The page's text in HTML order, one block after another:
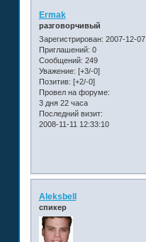
Ermak
разговорчивый
Зарегистрирован: 2007-12-07
Приглашений: 0
Сообщений: 249
Уважение: [+3/-0]
Позитив: [+2/-0]
Провел на форуме:
3 дня 22 часа
Последний визит:
2008-11-11 12:33:10
Aleksbell
спикер